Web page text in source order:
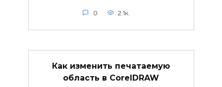
0 2.1к.
Как изменить печатаемую
область в CorelDRAW